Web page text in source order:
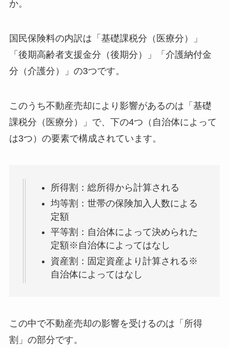
か。
国民保険料の内訳は「基礎課税分（医療分）」
「後期高齢者支援金分（後期分）」「介護納付金
分（介護分）」の3つです。
このうち不動産売却により影響があるのは「基礎
課税分（医療分）」で、下の4つ（自治体によって
は3つ）の要素で構成されています。
所得割：総所得から計算される
均等割：世帯の保険加入人数による
定額
平等割：自治体によって決められた
定額※自治体によってはなし
資産割：固定資産より計算される※
自治体によってはなし
この中で不動産売却の影響を受けるのは「所得
割」の部分です。